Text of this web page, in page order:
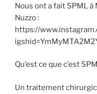
Nous ont a fait SPML
Nuzzo :
https://
Qu’est ce que c’est
Un traitement